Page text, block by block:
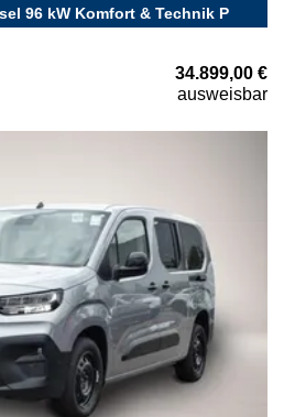
96 kW Komfort & Technik P
34.899,00 €
ausweisbar